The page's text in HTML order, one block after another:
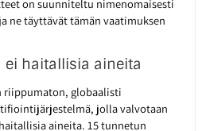
on suunniteltu nimenomaisesti
ne täyttävät tämän vaatimuksen
ei haitallisia aineita
riippumaton, globaalisti
jolla valvotaan
aineita. 15 tunnetun